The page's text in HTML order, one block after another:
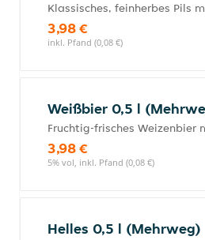
Klassisches, feinherbes Pils
3,98 €
inkl. Pfand (0,08 €)
Weißbier 0,5 l
Fruchtig-frisches Weizenbier
3,98 €
5% vol, inkl. Pfand (0,08 €)
Helles 0,5 l (Mehrweg)